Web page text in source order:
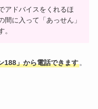
アドバイスをくれるほ
間に入って「あっせん」
。
188」から電話できます。